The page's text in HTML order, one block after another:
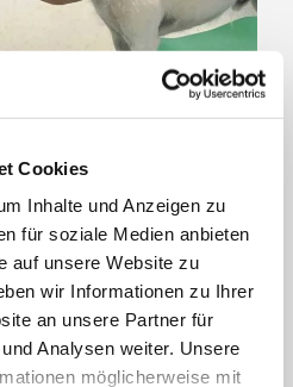
Cookies
Inhalte und Anzeigen zu
für soziale Medien anbieten
auf unsere Website zu
wir Informationen zu Ihrer
an unsere Partner für
Analysen weiter. Unsere
möglicherweise mit
geführten Klinik
und das
ein. Wir behandeln Ihren
Grundsatzes „Mit Herz
uns, unseren Patienten